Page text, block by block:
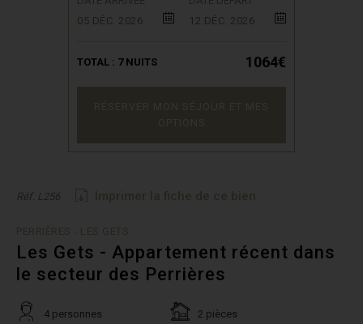
05 DÉC. 2026
12 DÉC. 2026
TOTAL : 7NUITS 1064€
Réf. L256
Les Gets - Appartement récent dans
le secteur des Perrières
4 personnes 2 pièces